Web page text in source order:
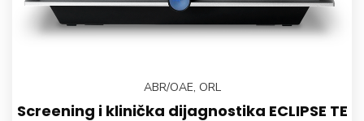
ABR/OAE, ORL
Screening i klinička dijagnostika ECLIPSE TE